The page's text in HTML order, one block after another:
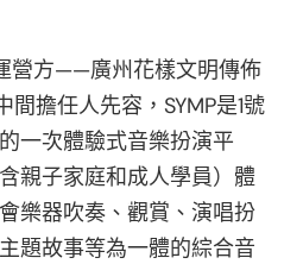
營方——廣州花樣文明傳佈
擔任人先容，SYMP是1號
一次體驗式音樂扮演平
親子家庭和成人學員）體
樂器吹奏、觀賞、演唱扮
題故事等為一體的綜合音